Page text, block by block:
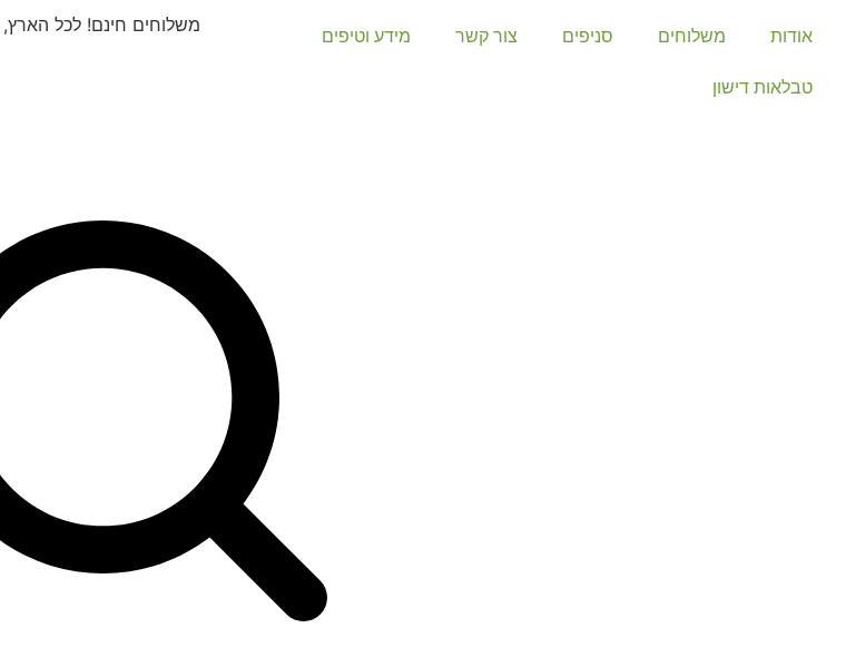
אודות משלוחים סניפים צור קשר מידע וטיפים
טבלאות דישון
משלוחים חינם! לכל הארץ,